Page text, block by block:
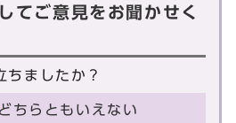
てご意見をお聞かせく
ちましたか？
どちらともいえない